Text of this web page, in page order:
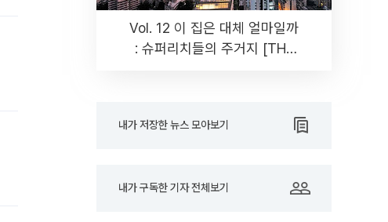
Vol. 12 이 집은 대체 얼마일까
: 슈퍼리치들의 주거지 [THE
내가 저장한 뉴스 모아보기
내가 구독한 기자 전체보기